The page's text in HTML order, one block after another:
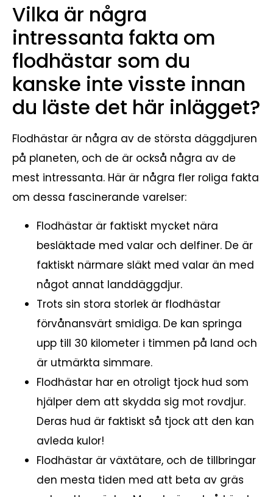
Vilka är några
intressanta fakta om
flodhästar som du
kanske inte visste innan
du läste det här inlägget?
Flodhästar är några av de största däggdjuren
på planeten, och de är också några av de
mest intressanta. Här är några fler roliga fakta
om dessa fascinerande varelser:
Flodhästar är faktiskt mycket nära
besläktade med valar och delfiner. De är
faktiskt närmare släkt med valar än med
något annat landdäggdjur.
Trots sin stora storlek är flodhästar
förvånansvärt smidiga. De kan springa
upp till 30 kilometer i timmen på land och
är utmärkta simmare.
Flodhästar har en otroligt tjock hud som
hjälper dem att skydda sig mot rovdjur.
Deras hud är faktiskt så tjock att den kan
avleda kulor!
Flodhästar är växtätare, och de tillbringar
den mesta tiden med att beta av gräs